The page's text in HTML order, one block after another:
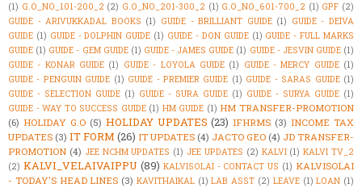
(1) G.O_NO_101-200_2 (2) G.O_NO_201-300_2 (1) G.O_NO_601-700_2 (1) GPF (2)
GUIDE - ARIVUKKADAL BOOKS (1) GUIDE - BRILLIANT GUIDE (1) GUIDE - DEIVA
GUIDE (1) GUIDE - DOLPHIN GUIDE (1) GUIDE - DON GUIDE (1) GUIDE - FULL MARKS
GUIDE (1) GUIDE - GEM GUIDE (1) GUIDE - JAMES GUIDE (1) GUIDE - JESVIN GUIDE (1)
GUIDE - KONAR GUIDE (1) GUIDE - LOYOLA GUIDE (1) GUIDE - MERCY GUIDE (1)
GUIDE - PENGUIN GUIDE (1) GUIDE - PREMIER GUIDE (1) GUIDE - SARAS GUIDE (1)
GUIDE - SELECTION GUIDE (1) GUIDE - SURA GUIDE (1) GUIDE - SURYA GUIDE (1)
GUIDE - WAY TO SUCCESS GUIDE (1) HM GUIDE (1) HM TRANSFER-PROMOTION
(6) HOLIDAY G.O (5) HOLIDAY UPDATES (23) IFHRMS (3) INCOME TAX
UPDATES (3) IT FORM (26) IT UPDATES (4) JACTO GEO (4) JD TRANSFER-
PROMOTION (4) JEE NCHM UPDATES (1) JEE UPDATES (2) KALVI (1) KALVI TV_2
(2) KALVI_VELAIVAIPPU (89) KALVISOLAI - CONTACT US (1) KALVISOLAI
- TODAY'S HEAD LINES (3) KAVITHAIKAL (1) LAB ASST (2) LEAVE (1) LOAN (1)